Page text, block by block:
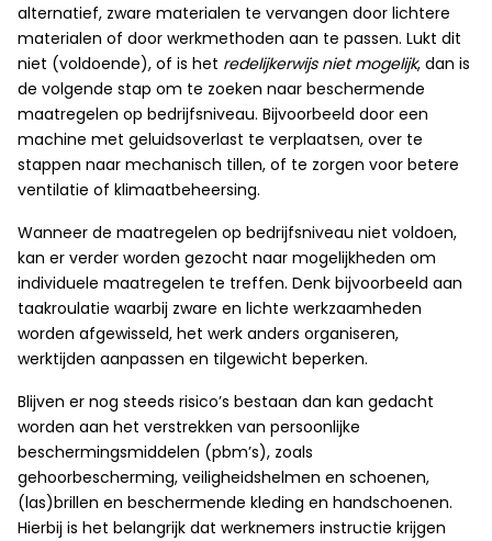
alternatief, zware materialen te vervangen door lichtere
materialen of door werkmethoden aan te passen. Lukt dit
niet (voldoende), of is het redelijkerwijs niet mogelijk, dan is
de volgende stap om te zoeken naar beschermende
maatregelen op bedrijfsniveau. Bijvoorbeeld door een
machine met geluidsoverlast te verplaatsen, over te
stappen naar mechanisch tillen, of te zorgen voor betere
ventilatie of klimaatbeheersing.
Wanneer de maatregelen op bedrijfsniveau niet voldoen,
kan er verder worden gezocht naar mogelijkheden om
individuele maatregelen te treffen. Denk bijvoorbeeld aan
taakroulatie waarbij zware en lichte werkzaamheden
worden afgewisseld, het werk anders organiseren,
werktijden aanpassen en tilgewicht beperken.
Blijven er nog steeds risico’s bestaan dan kan gedacht
worden aan het verstrekken van persoonlijke
beschermingsmiddelen (pbm’s), zoals
gehoorbescherming, veiligheidshelmen en schoenen,
(las)brillen en beschermende kleding en handschoenen.
Hierbij is het belangrijk dat werknemers instructie krijgen